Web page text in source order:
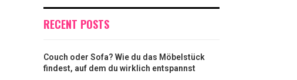
RECENT POSTS
Couch oder Sofa? Wie du das Möbelstück
findest, auf dem du wirklich entspannst